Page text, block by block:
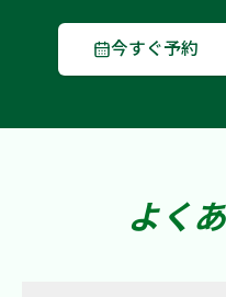
今すぐ予約
よく